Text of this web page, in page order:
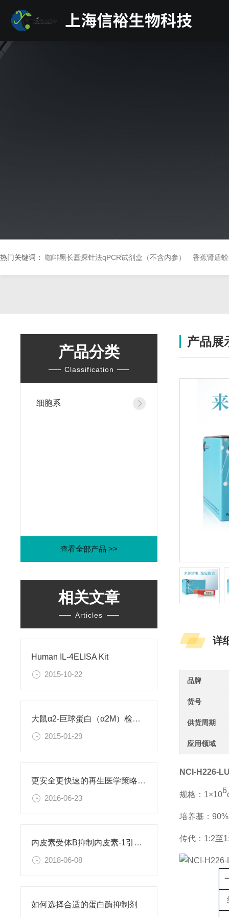
热门关键词： 咖啡黑长蠹探针法qPCR试剂盒（不含内参） 香蕉肾盾
产品分类
Classification
细胞系
查看全部产品 >>
相关文章
Articles
Human IL-4ELISA Kit
2015-10-22
大鼠α2-巨球蛋白（α2M）检测试剂盒
2015-01-29
更安全更快速的再生医学策略：利用直接重编程改变细胞身份
2016-06-23
内皮素受体B抑制内皮素-1引起的肝星状细胞活化
2018-06-08
如何选择合适的蛋白酶抑制剂
产品展
详
品牌
货号
供货周期
应用领域
NCI-H226-
规格：1×106
培养基：
传代：1:2至